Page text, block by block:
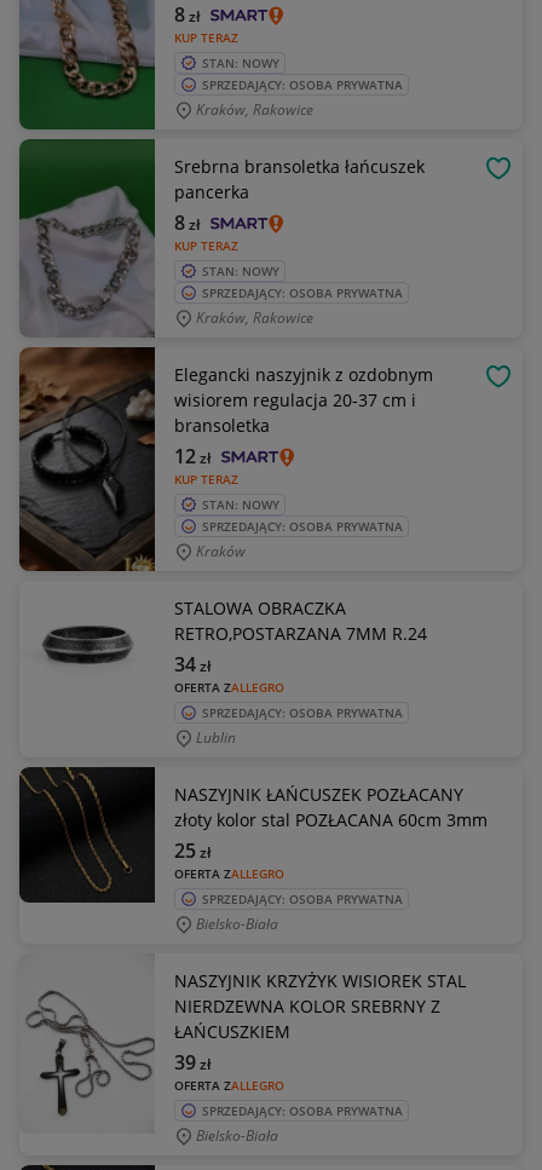
KUP TERAZ
8zł
STAN: NOWY
SPRZEDAJĄCY: OSOBA PRYWATNA
Kraków, Rakowice
Srebrna bransoletka łańcuszek
pancerka
KUP TERAZ
8zł
STAN: NOWY
SPRZEDAJĄCY: OSOBA PRYWATNA
Kraków, Rakowice
Elegancki naszyjnik z ozdobnym
wisiorem regulacja 20-37 cm i
bransoletka
KUP TERAZ
12zł
STAN: NOWY
SPRZEDAJĄCY: OSOBA PRYWATNA
Kraków
STALOWA OBRACZKA
RETRO,POSTARZANA 7MM R.24
OFERTA ZALLEGRO
34zł
SPRZEDAJĄCY: OSOBA PRYWATNA
Lublin
NASZYJNIK ŁAŃCUSZEK POZŁACANY
złoty kolor stal POZŁACANA 60cm 3mm
OFERTA ZALLEGRO
25zł
SPRZEDAJĄCY: OSOBA PRYWATNA
Bielsko-Biała
NASZYJNIK KRZYŻYK WISIOREK STAL
NIERDZEWNA KOLOR SREBRNY Z
ŁAŃCUSZKIEM
OFERTA ZALLEGRO
39zł
SPRZEDAJĄCY: OSOBA PRYWATNA
Bielsko-Biała